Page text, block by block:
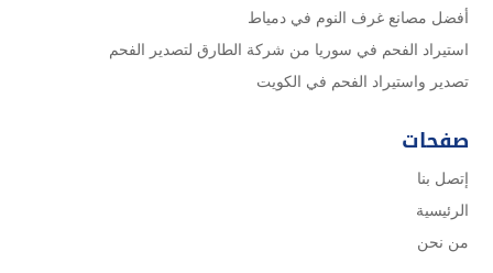
أفضل مصانع غرف النوم في دمياط
استيراد الفحم في سوريا من شركة الطارق لتصدير الفحم
تصدير واستيراد الفحم في الكويت
صفحات
إتصل بنا
الرئيسية
من نحن